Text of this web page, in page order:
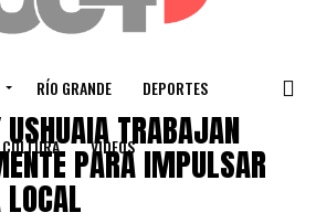
RÍO GRANDE DEPORTES
CULTURA VIDEOS
USHUAIA TRABAJAN
PARA IMPULSAR